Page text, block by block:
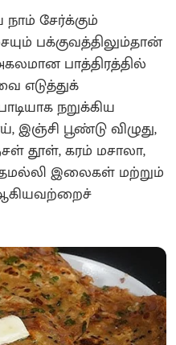
சேர்க்கும்
பக்குவத்திலும்தான்
பாத்திரத்தில்
எடுத்துக்
நறுக்கிய
பூண்டு விழுது,
தூள், கரம் மசாலா,
இலைகள் மற்றும்